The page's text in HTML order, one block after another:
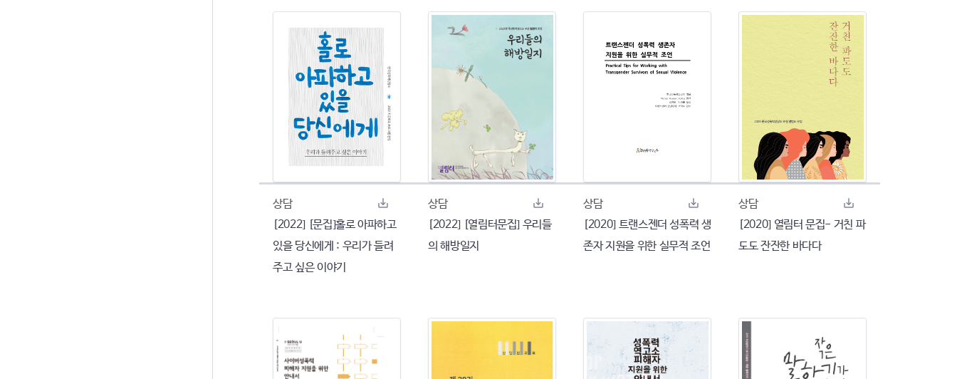
상담
[2022] [문집]홀로 아파하고
있을 당신에게 : 우리가 들려
주고 싶은 이야기
상담
[2022] [열림터문집] 우리들
의 해방일지
상담
[2020] 트랜스젠더 성폭력 생
존자 지원을 위한 실무적 조언
상담
[2020] 열림터 문집- 거친 파
도도 잔잔한 바다다